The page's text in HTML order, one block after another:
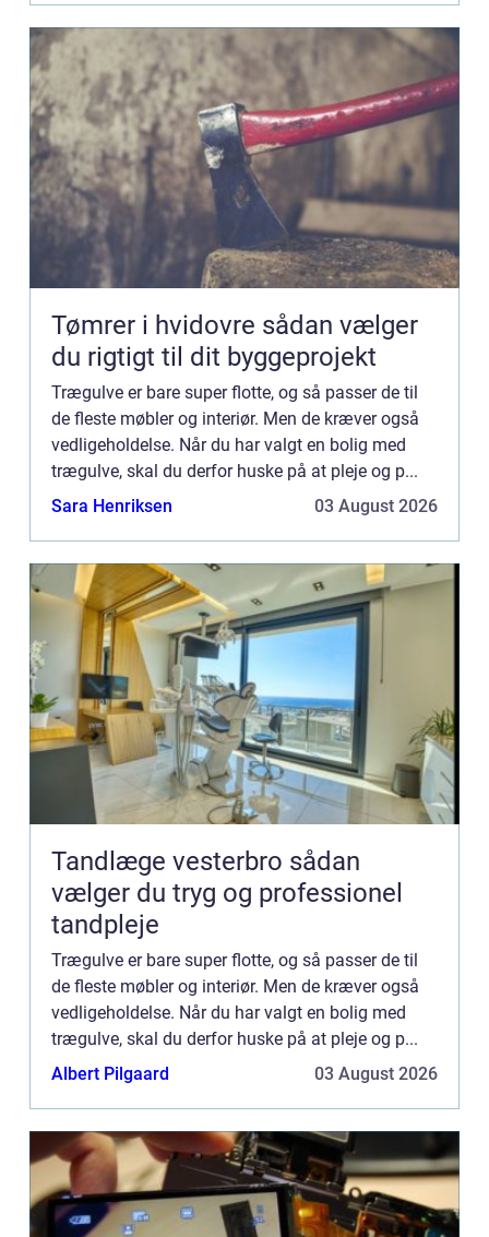
Tømrer i hvidovre sådan vælger
du rigtigt til dit byggeprojekt
Trægulve er bare super flotte, og så passer de til
de fleste møbler og interiør. Men de kræver også
vedligeholdelse. Når du har valgt en bolig med
trægulve, skal du derfor huske på at pleje og p...
Sara Henriksen
03 August 2026
Tandlæge vesterbro sådan
vælger du tryg og professionel
tandpleje
Trægulve er bare super flotte, og så passer de til
de fleste møbler og interiør. Men de kræver også
vedligeholdelse. Når du har valgt en bolig med
trægulve, skal du derfor huske på at pleje og p...
Albert Pilgaard
03 August 2026